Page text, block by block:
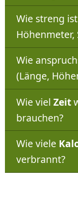
Wie streng
Höhenmeter,
Wie
(Länge,
Wie viel Zeit
brauchen?
Wie viele
verbrannt?